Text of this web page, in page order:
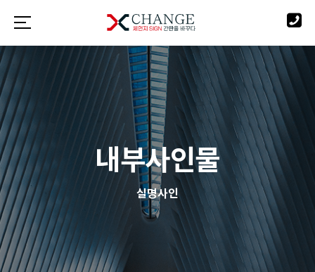
내부사인물
실명사인